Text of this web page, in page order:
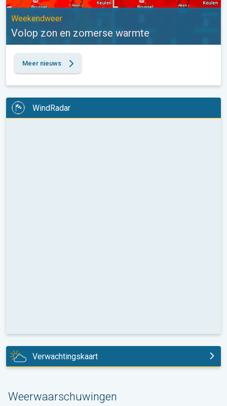
Weekendweer
Volop zon en zomerse warmte
Meer nieuws
WindRadar
Verwachtingskaart
Weerwaarschuwingen